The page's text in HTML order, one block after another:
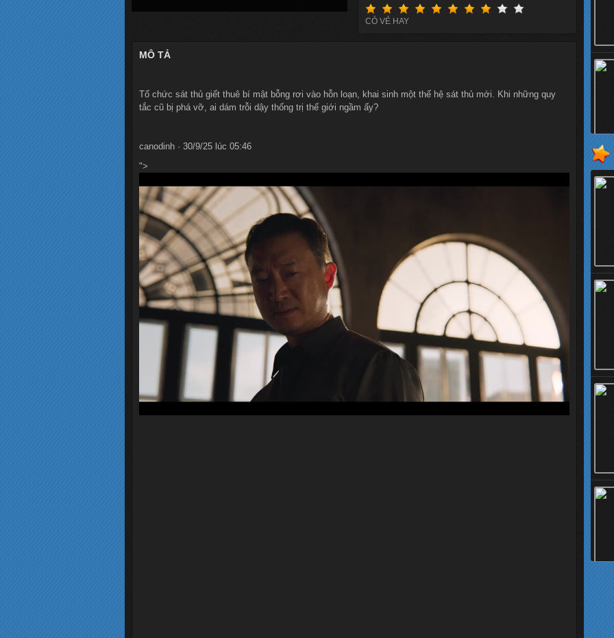
CÓ VẺ HAY
MÔ TẢ
Tổ chức sát thủ giết thuê bí mật bỗng rơi vào hỗn loạn, khai sinh một thế hệ sát thủ mới. Khi những quy
tắc cũ bị phá vỡ, ai dám trỗi dậy thống trị thế giới ngầm ấy?
canodinh · 30/9/25 lúc 05:46
">